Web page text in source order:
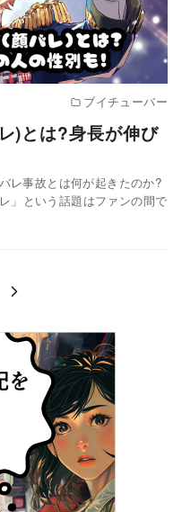
ブイチューバー
)とは?身長が伸び
レ事故とは何が起きたのか?
」という話題はファンの間で